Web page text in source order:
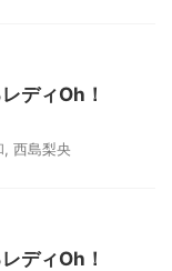
ディOh！
西島梨央
ディOh！